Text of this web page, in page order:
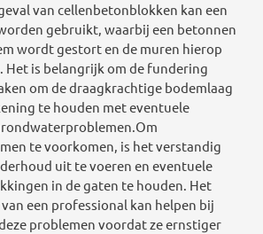
van cellenbetonblokken kan een
gebruikt, waarbij een betonnen
wordt gestort en de muren hierop
Het is belangrijk om de fundering
om de draagkrachtige bodemlaag
te houden met eventuele
te voorkomen, is het verstandig
uit te voeren en eventuele
in de gaten te houden. Het
een professional kan helpen bij
problemen voordat ze ernstiger